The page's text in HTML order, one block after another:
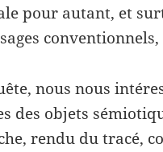
pour autant, et
nous nous
des objets
rendu du tracé,